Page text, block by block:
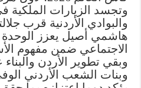
وتجسد الزيارات الملكية
والبوادي الأردنية قرب
هاشمي أصيل يعزز الوحدة
الاجتماعي ضمن مفهوم
وبقي تطوير الأردن والبناء
وبنات الشعب الأردني